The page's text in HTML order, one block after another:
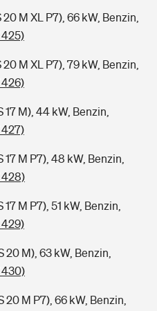
M XL P7), 66 kW, Benzin,
425)
M XL P7), 79 kW, Benzin,
426)
17 M), 44 kW, Benzin,
427)
17 M P7), 48 kW, Benzin,
428)
M P7), 51 kW, Benzin,
429)
20 M), 63 kW, Benzin,
430)
20 M P7), 66 kW, Benzin,